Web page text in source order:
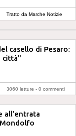
Tratto da Marche Notizie
casello di Pesaro:
città"
3060 letture - 0 commenti
all'entrata